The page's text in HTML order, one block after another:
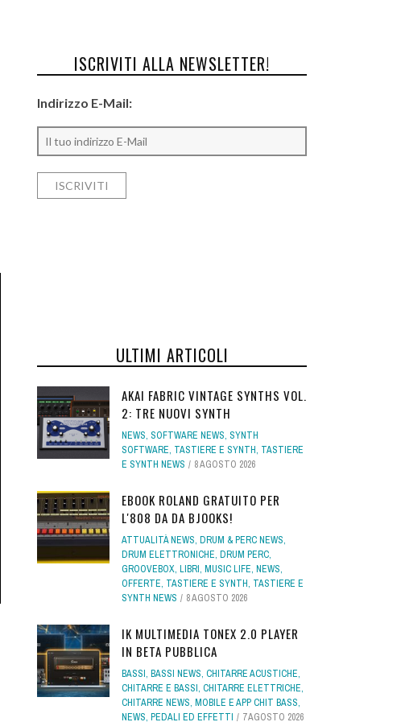
ISCRIVITI ALLA NEWSLETTER!
Indirizzo E-Mail:
ULTIMI ARTICOLI
AKAI FABRIC VINTAGE SYNTHS VOL.
2: TRE NUOVI SYNTH
NEWS, SOFTWARE NEWS, SYNTH
SOFTWARE, TASTIERE E SYNTH, TASTIERE
E SYNTH NEWS
8 AGOSTO 2026
EBOOK ROLAND GRATUITO PER
L'808 DA DA BJOOKS!
ATTUALITÀ NEWS, DRUM & PERC NEWS,
DRUM ELETTRONICHE, DRUM PERC,
GROOVEBOX, LIBRI, MUSIC LIFE, NEWS,
OFFERTE, TASTIERE E SYNTH, TASTIERE E
SYNTH NEWS
8 AGOSTO 2026
IK MULTIMEDIA TONEX 2.0 PLAYER
IN BETA PUBBLICA
BASSI, BASSI NEWS, CHITARRE ACUSTICHE,
CHITARRE E BASSI, CHITARRE ELETTRICHE,
CHITARRE NEWS, MOBILE E APP CHIT BASS,
NEWS, PEDALI ED EFFETTI 7 AGOSTO 2026